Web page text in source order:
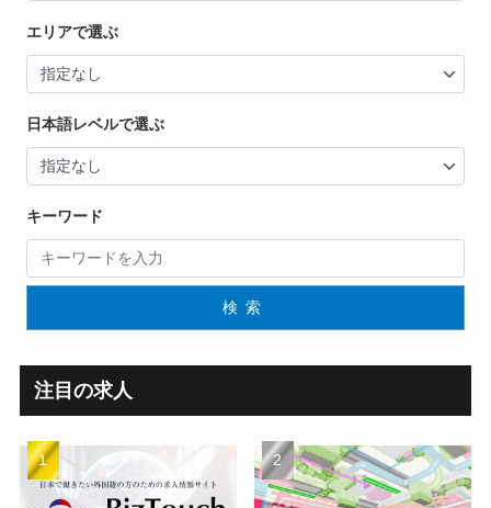
エリアで選ぶ
日本語レベルで選ぶ
キーワード
検索
注目の求人